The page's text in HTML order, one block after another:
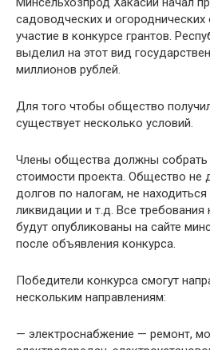
садоводческих и
участие в конкурсе грантов.
выделил на этот вид
миллионов рублей.
Для того чтобы общество
существует несколько условий.
Члены общества должны собрать
стоимости проекта. Общество
долгов по налогам, не
ликвидации и т.д. Все требования
будут опубликованы на сайте
после объявления конкурса.
Победители конкурса смогут
нескольким направлениям:
— электроснабжение — ремонт,